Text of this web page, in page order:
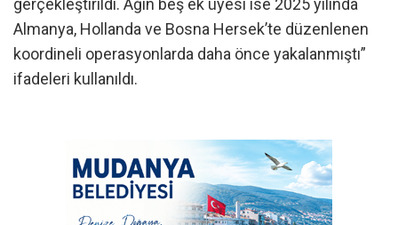
gerçekleştirildi. Ağın beş ek üyesi ise 2025 yılında
Almanya, Hollanda ve Bosna Hersek’te düzenlenen
koordineli operasyonlarda daha önce yakalanmıştı”
ifadeleri kullanıldı.